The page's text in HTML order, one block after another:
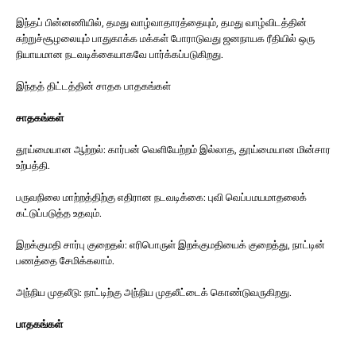
இந்தப் பின்னணியில், தமது வாழ்வாதாரத்தையும், தமது வாழ்விடத்தின்
சுற்றுச்சூழலையும் பாதுகாக்க மக்கள் போராடுவது ஜனநாயக ரீதியில் ஒரு
நியாயமான நடவடிக்கையாகவே பார்க்கப்படுகிறது.
இந்தத் திட்டத்தின் சாதக பாதகங்கள்
சாதகங்கள்
தூய்மையான ஆற்றல்: கார்பன் வெளியேற்றம் இல்லாத, தூய்மையான மின்சார
உற்பத்தி.
பருவநிலை மாற்றத்திற்கு எதிரான நடவடிக்கை: புவி வெப்பமயமாதலைக்
கட்டுப்படுத்த உதவும்.
இறக்குமதி சார்பு குறைதல்: எரிபொருள் இறக்குமதியைக் குறைத்து, நாட்டின்
பணத்தை சேமிக்கலாம்.
அந்நிய முதலீடு: நாட்டிற்கு அந்நிய முதலீட்டைக் கொண்டுவருகிறது.
பாதகங்கள்